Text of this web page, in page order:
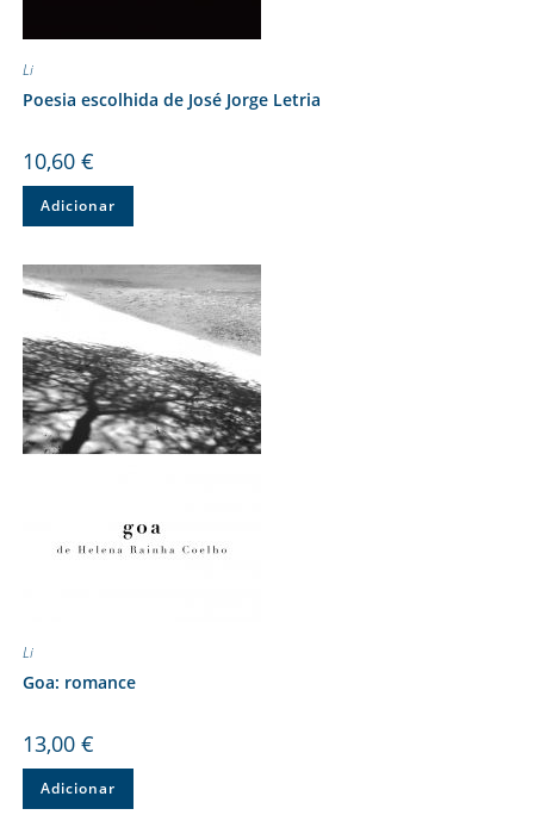
Li
Poesia escolhida de José Jorge Letria
10,60 €
Adicionar
Li
Goa: romance
13,00 €
Adicionar